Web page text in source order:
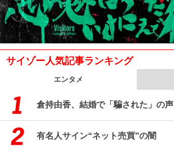
サイゾー人気記事ランキング
エンタメ
倉持由香、結婚で「騙された」の声
有名人サイン“ネット売買”の闇